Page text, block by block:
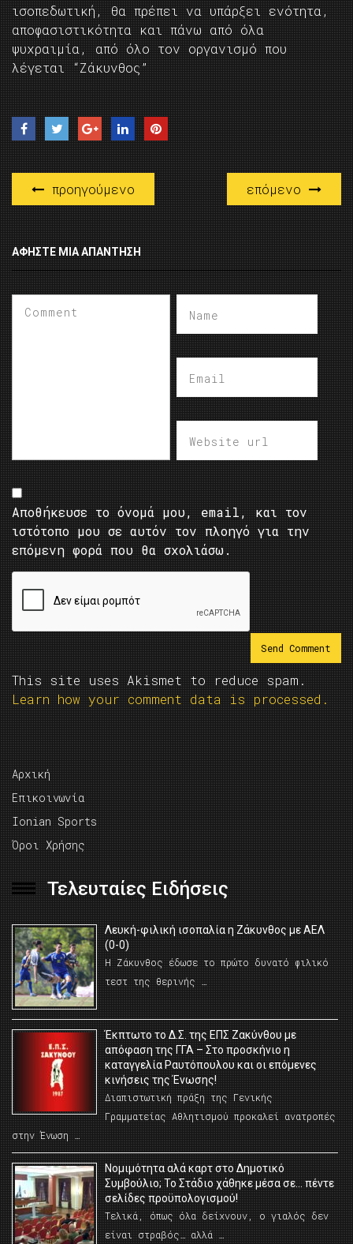
ισοπεδωτική, θα πρέπει να υπάρξει ενότητα,
αποφασιστικότητα και πάνω από όλα
ψυχραιμία, από όλο τον οργανισμό που
λέγεται “Ζάκυνθος”
προηγούμενο επόμενο
ΑΦΉΣΤΕ ΜΙΑ ΑΠΆΝΤΗΣΗ
Αποθήκευσε το όνομά μου, email, και τον
ιστότοπο μου σε αυτόν τον πλοηγό για την
επόμενη φορά που θα σχολιάσω.
This site uses Akismet to reduce spam.
Learn how your comment data is processed.
Αρχική
Επικοινωνία
Ionian Sports
Όροι Χρήσης
Τελευταίες Ειδήσεις
Λευκή-φιλική ισοπαλία η Ζάκυνθος με ΑΕΛ
(0-0)
Η Ζάκυνθος έδωσε το πρώτο δυνατό φιλικό
τεστ της θερινής …
Έκπτωτο το Δ.Σ. της ΕΠΣ Ζακύνθου με
απόφαση της ΓΓΑ – Στο προσκήνιο η
καταγγελία Ραυτόπουλου και οι επόμενες
κινήσεις της Ένωσης!
Διαπιστωτική πράξη της Γενικής
Γραμματείας Αθλητισμού προκαλεί ανατροπές
στην Ένωση …
Νομιμότητα αλά καρτ στο Δημοτικό
Συμβούλιο; Το Στάδιο χάθηκε μέσα σε… πέντε
σελίδες προϋπολογισμού!
Τελικά, όπως όλα δείχνουν, ο γιαλός δεν
είναι στραβός… αλλά …